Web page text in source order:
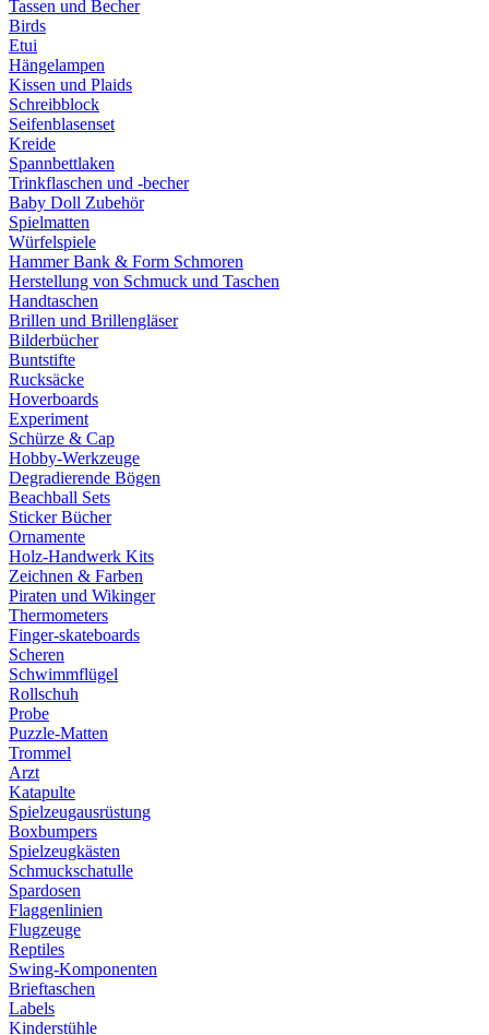
Tassen und Becher
Birds
Etui
Hängelampen
Kissen und Plaids
Schreibblock
Seifenblasenset
Kreide
Spannbettlaken
Trinkflaschen und -becher
Baby Doll Zubehör
Spielmatten
Würfelspiele
Hammer Bank & Form Schmoren
Herstellung von Schmuck und Taschen
Handtaschen
Brillen und Brillengläser
Bilderbücher
Buntstifte
Rucksäcke
Hoverboards
Experiment
Schürze & Cap
Hobby-Werkzeuge
Degradierende Bögen
Beachball Sets
Sticker Bücher
Ornamente
Holz-Handwerk Kits
Zeichnen & Farben
Piraten und Wikinger
Thermometers
Finger-skateboards
Scheren
Schwimmflügel
Rollschuh
Probe
Puzzle-Matten
Trommel
Arzt
Katapulte
Spielzeugausrüstung
Boxbumpers
Spielzeugkästen
Schmuckschatulle
Spardosen
Flaggenlinien
Flugzeuge
Reptiles
Swing-Komponenten
Brieftaschen
Labels
Kinderstühle